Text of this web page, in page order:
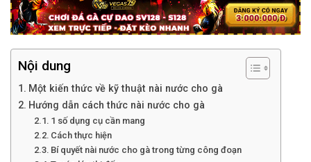
Nội dung
Một kiến thức về kỹ thuật nài nước cho gà
Hướng dẫn cách thức nài nước cho gà
1 số dụng cụ cần mang
Cách thực hiện
Bí quyết nài nước cho gà trong từng công đoạn